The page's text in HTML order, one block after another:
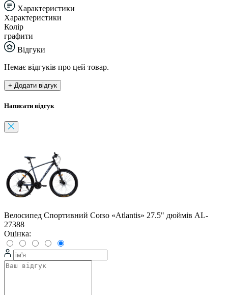
Характеристики
Характеристики
Колір
графити
Відгуки
Немає відгуків про цей товар.
+ Додати відгук
Написати відгук
Велосипед Спортивний Corso «Atlantis» 27.5" дюймів AL-
27388
Оцінка: